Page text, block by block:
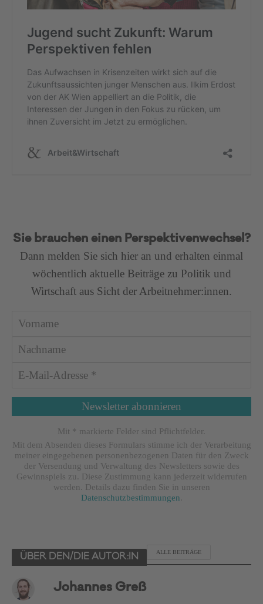
Sie brauchen einen Perspektivenwechsel?
Dann melden Sie sich hier an und erhalten einmal
wöchentlich aktuelle Beiträge zu Politik und
Wirtschaft aus Sicht der Arbeitnehmer:innen.
Mit * markierte Felder sind Pflichtfelder.
Mit dem Absenden dieses Formulars stimme ich der Verarbeitung
meiner eingegebenen personenbezogenen Daten für den Zweck
der Versendung und Verwaltung des Newsletters sowie des
Gewinnspiels zu. Diese Zustimmung kann jederzeit widerrufen
werden. Details dazu finden Sie in unseren
Datenschutzbestimmungen.
ÜBER DEN/DIE AUTOR:IN
ALLE BEITRÄGE
Johannes Greß